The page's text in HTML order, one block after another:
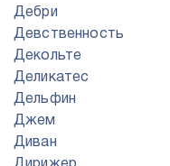
Дебри
Девственность
Декольте
Деликатес
Дельфин
Джем
Диван